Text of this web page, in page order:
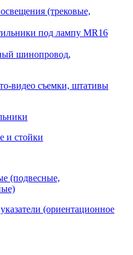
(трековые,
под лампу MR16
шинопровод,
видео съемки, штативы
и стойки
(подвесные,
(ориентационное